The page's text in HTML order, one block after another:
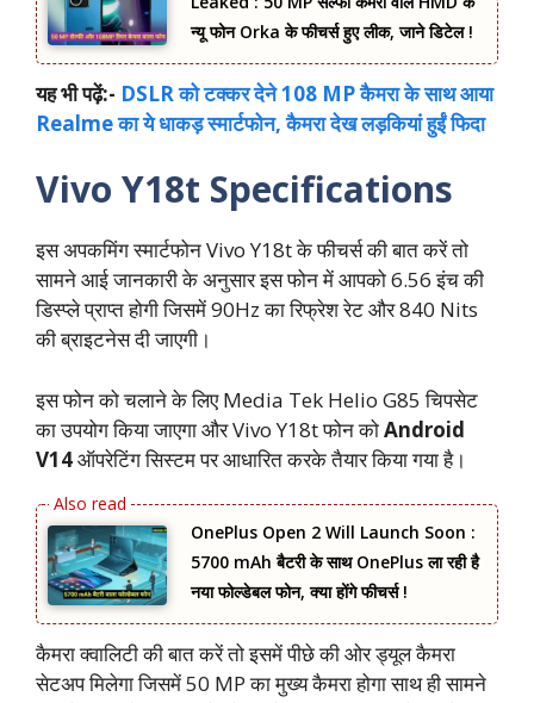
न्यू फोन Orka के फीचर्स हुए लीक, जाने डिटेल !
यह भी पढ़ें:- DSLR को टक्‍कर देने 108 MP कैमरा के साथ आया
Realme का ये धाकड़ स्‍मार्टफोन, कैमरा देख लड़कियां हुईं फिदा
Vivo Y18t Specifications
इस अपकमिंग स्मार्टफोन Vivo Y18t के फीचर्स की बात करें तो
सामने आई जानकारी के अनुसार इस फोन में आपको 6.56 इंच की
डिस्प्ले प्राप्त होगी जिसमें 90Hz का रिफ्रेश रेट और 840 Nits
की ब्राइटनेस दी जाएगी।
इस फोन को चलाने के लिए Media Tek Helio G85 चिपसेट
का उपयोग किया जाएगा और Vivo Y18t फोन कोAndroid
V14ऑपरेटिंग सिस्टम पर आधारित करके तैयार किया गया है।
OnePlus Open 2 Will Launch Soon :
5700 mAh बैटरी के साथ OnePlus ला रही है
नया फोल्डेबल फोन, क्या होंगे फीचर्स !
कैमरा क्वालिटी की बात करें तो इसमें पीछे की ओर ड्यूल कैमरा
सेटअप मिलेगा जिसमें 50 MP का मुख्य कैमरा होगा साथ ही सामने